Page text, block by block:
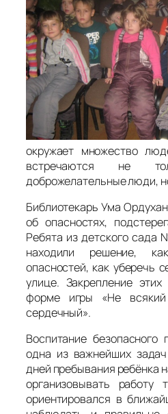
окружает множество
встречаются не
доброжелательные люди,
Библиотекарь Ума
об опасностях,
Ребята из детского
находили решение,
опасностей, как уберечь
улице. Закрепление
форме игры «Не
сердечный».
Воспитание
одна из важнейших
дней пребывания ребёнка
организовывать
ориентировался в